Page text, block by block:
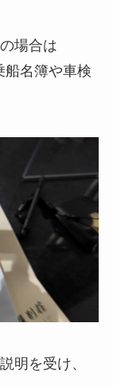
場合は
船名簿や車検
明を受け、